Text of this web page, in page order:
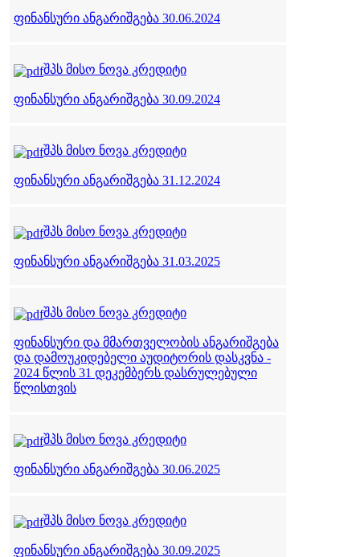
ფინანსური ანგარიშგება 30.06.2024
შპს მისო ნოვა კრედიტი
ფინანსური ანგარიშგება 30.09.2024
შპს მისო ნოვა კრედიტი
ფინანსური ანგარიშგება 31.12.2024
შპს მისო ნოვა კრედიტი
ფინანსური ანგარიშგება 31.03.2025
შპს მისო ნოვა კრედიტი
ფინანსური და მმართველობის ანგარიშგება
და დამოუკიდებელი აუდიტორის დასკვნა -
2024 წლის 31 დეკემბერს დასრულებული
წლისთვის
შპს მისო ნოვა კრედიტი
ფინანსური ანგარიშგება 30.06.2025
შპს მისო ნოვა კრედიტი
ფინანსური ანგარიშგება 30.09.2025